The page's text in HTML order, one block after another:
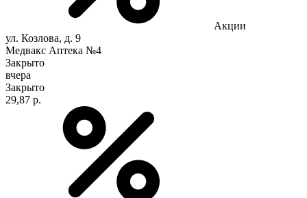
Акции
ул. Козлова, д. 9
Медвакс Аптека №4
Закрыто
вчера
Закрыто
29,87 р.